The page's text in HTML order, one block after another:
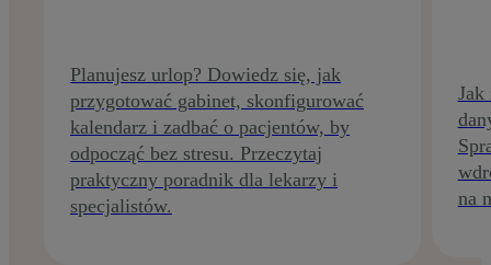
Planujesz urlop? Dowiedz się, jak
przygotować gabinet, skonfigurować
kalendarz i zadbać o pacjentów, by
odpocząć bez stresu. Przeczytaj
praktyczny poradnik dla lekarzy i
specjalistów.
Jak
na